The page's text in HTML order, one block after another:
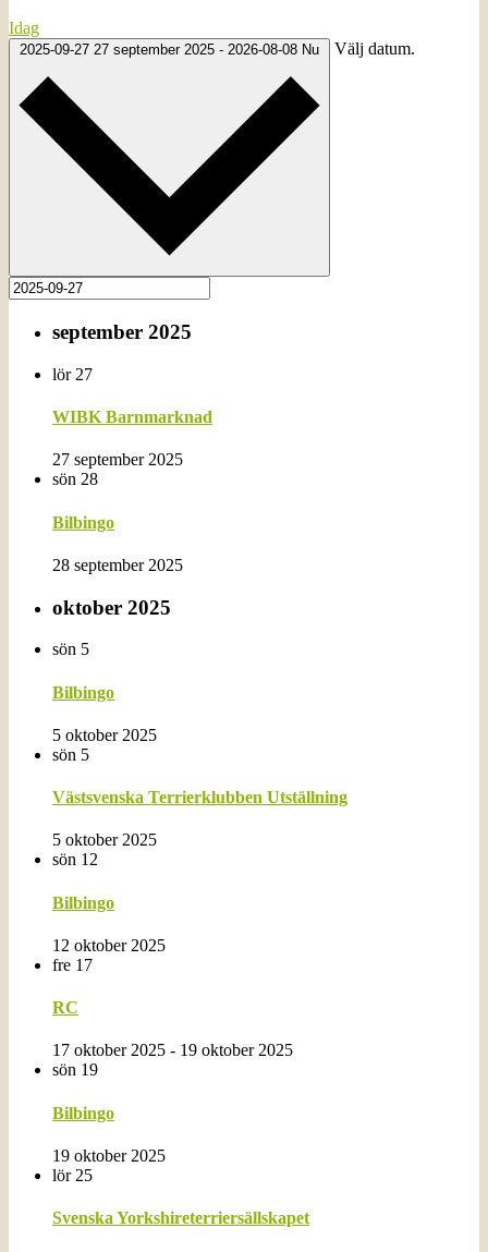
Idag
2025-09-27 27 september 2025 - 2026-08-08 Nu Välj datum.
september 2025
lör 27
WIBK Barnmarknad
27 september 2025
sön 28
Bilbingo
28 september 2025
oktober 2025
sön 5
Bilbingo
5 oktober 2025
sön 5
Västsvenska Terrierklubben Utställning
5 oktober 2025
sön 12
Bilbingo
12 oktober 2025
fre 17
RC
17 oktober 2025 - 19 oktober 2025
sön 19
Bilbingo
19 oktober 2025
lör 25
Svenska Yorkshireterriersällskapet